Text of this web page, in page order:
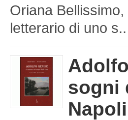
Oriana
letterario di uno s..
sogni